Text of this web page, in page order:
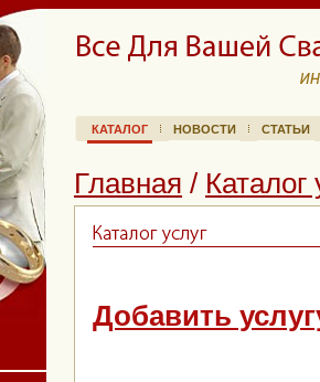
КАТАЛОГ НОВОСТИ СТАТЬИ
Главная / Каталог
Добавить